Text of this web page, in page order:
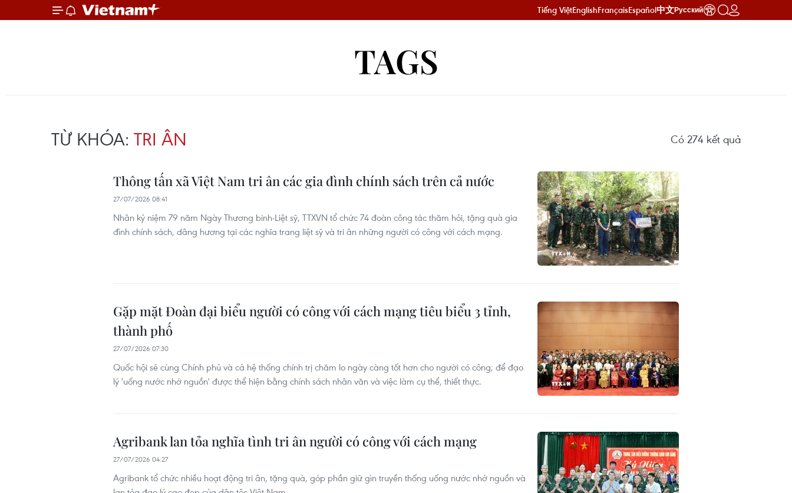
Tiếng ViệtEnglishFrançaisEspañol中文Русский
TAGS
TỪ KHÓA: TRI ÂN Có 274 kết quả
Thông tấn xã Việt Nam tri ân các gia đình chính sách trên cả nước
27/07/2026 08:41
Nhân kỷ niệm 79 năm Ngày Thương binh-Liệt sỹ, TTXVN tổ chức 74 đoàn công tác thăm hỏi, tặng quà gia
đình chính sách, dâng hương tại các nghĩa trang liệt sỹ và tri ân những người có công với cách mạng.
Gặp mặt Đoàn đại biểu người có công với cách mạng tiêu biểu 3 tỉnh,
thành phố
27/07/2026 07:30
Quốc hội sẽ cùng Chính phủ và cả hệ thống chính trị chăm lo ngày càng tốt hơn cho người có công; để đạo
lý 'uống nước nhớ nguồn' được thể hiện bằng chính sách nhân văn và việc làm cụ thể, thiết thực.
Agribank lan tỏa nghĩa tình tri ân người có công với cách mạng
27/07/2026 04:27
Agribank tổ chức nhiều hoạt động tri ân, tặng quà, góp phần giữ gìn truyền thống uống nước nhớ nguồn và